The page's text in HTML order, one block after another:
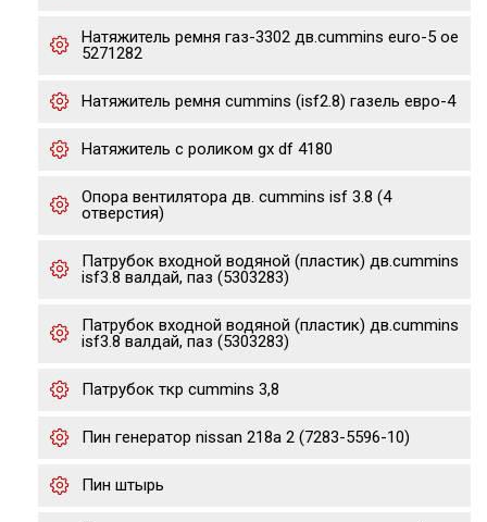
Натяжитель ремня газ-3302 дв.cummins euro-5 oe
5271282
Натяжитель ремня cummins (isf2.8) газель евро-4
Натяжитель с роликом gx df 4180
Опора вентилятора дв. cummins isf 3.8 (4
отверстия)
Патрубок входной водяной (пластик) дв.cummins
isf3.8 валдай, паз (5303283)
Патрубок входной водяной (пластик) дв.cummins
isf3.8 валдай, паз (5303283)
Патрубок ткр cummins 3,8
Пин генератор nissan 218а 2 (7283-5596-10)
Пин штырь